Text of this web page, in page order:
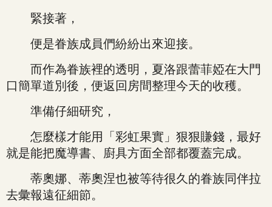
緊接著，
便是眷族成員們紛紛出來迎接。
而作為眷族裡的透明，夏洛跟蕾菲婭在大門
口簡單道別後，便返回房間整理今天的收穫。
準備仔細研究，
怎麼樣才能用「彩虹果實」狠狠賺錢，最好
就是能把魔導書、廚具方面全部都覆蓋完成。
蒂奧娜、蒂奧涅也被等待很久的眷族同伴拉
去彙報遠征細節。